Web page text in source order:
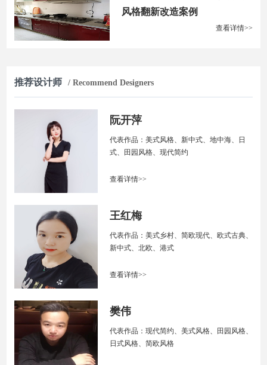
风格翻新改造案例
查看详情>>
推荐设计师 / Recommend Designers
阮开萍
代表作品：美式风格、新中式、地中海、日
式、田园风格、现代简约
查看详情>>
王红梅
代表作品：美式乡村、简欧现代、欧式古典、
新中式、北欧、港式
查看详情>>
樊伟
代表作品：现代简约、美式风格、田园风格、
日式风格、简欧风格